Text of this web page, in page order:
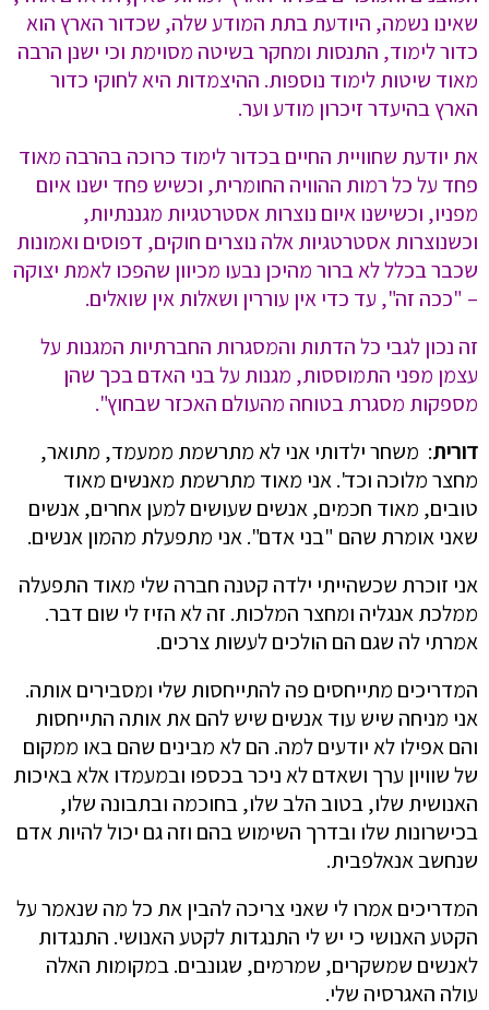
שאינו נשמה, היודעת בתת המודע שלה, שכדור הארץ הוא
כדור לימוד, התנסות ומחקר בשיטה מסוימת וכי ישנן הרבה
מאוד שיטות לימוד נוספות. ההיצמדות היא לחוקי כדור
הארץ בהיעדר זיכרון מודע וער.
את יודעת שחוויית החיים בכדור לימוד כרוכה בהרבה מאוד
פחד על כל רמות ההוויה החומרית, וכשיש פחד ישנו איום
מפניו, וכשישנו איום נוצרות אסטרטגיות מגננתיות,
וכשנוצרות אסטרטגיות אלה נוצרים חוקים, דפוסים ואמונות
שכבר בכלל לא ברור מהיכן נבעו מכיוון שהפכו לאמת יצוקה
– "ככה זה", עד כדי אין עוררין ושאלות אין שואלים.
זה נכון לגבי כל הדתות והמסגרות החברתיות המגנות על
עצמן מפני התמוססות, מגנות על בני האדם בכך שהן
מספקות מסגרת בטוחה מהעולם האכזר שבחוץ".
דורית: משחר ילדותי אני לא מתרשמת ממעמד, מתואר,
מחצר מלוכה וכד'. אני מאוד מתרשמת מאנשים מאוד
טובים, מאוד חכמים, אנשים שעושים למען אחרים, אנשים
שאני אומרת שהם "בני אדם". אני מתפעלת מהמון אנשים.
אני זוכרת שכשהייתי ילדה קטנה חברה שלי מאוד התפעלה
ממלכת אנגליה ומחצר המלכות. זה לא הזיז לי שום דבר.
אמרתי לה שגם הם הולכים לעשות צרכים.
המדריכים מתייחסים פה להתייחסות שלי ומסבירים אותה.
אני מניחה שיש עוד אנשים שיש להם את אותה התייחסות
והם אפילו לא יודעים למה. הם לא מבינים שהם באו ממקום
של שוויון ערך ושאדם לא ניכר בכספו ובמעמדו אלא באיכות
האנושית שלו, בטוב הלב שלו, בחוכמה ובתבונה שלו,
בכישרונות שלו ובדרך השימוש בהם וזה גם יכול להיות אדם
שנחשב אנאלפבית.
המדריכים אמרו לי שאני צריכה להבין את כל מה שנאמר על
הקטע האנושי כי יש לי התנגדות לקטע האנושי. התנגדות
לאנשים שמשקרים, שמרמים, שגונבים. במקומות האלה
עולה האגרסיה שלי.